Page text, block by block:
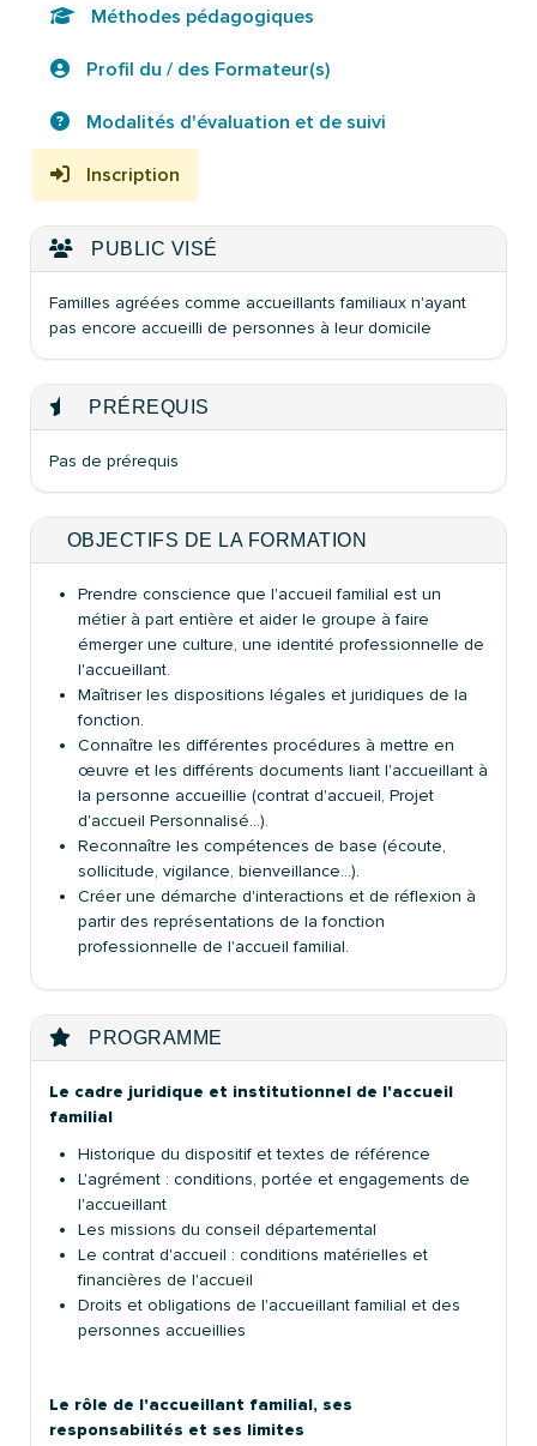
Méthodes pédagogiques
Profil du / des Formateur(s)
Modalités d'évaluation et de suivi
Inscription
PUBLIC VISÉ
Familles agréées comme accueillants familiaux n'ayant
pas encore accueilli de personnes à leur domicile
PRÉREQUIS
Pas de prérequis
OBJECTIFS DE LA FORMATION
Prendre conscience que l'accueil familial est un
métier à part entière et aider le groupe à faire
émerger une culture, une identité professionnelle de
l'accueillant.
Maîtriser les dispositions légales et juridiques de la
fonction.
Connaître les différentes procédures à mettre en
œuvre et les différents documents liant l'accueillant à
la personne accueillie (contrat d'accueil, Projet
d'accueil Personnalisé...).
Reconnaître les compétences de base (écoute,
sollicitude, vigilance, bienveillance…).
Créer une démarche d'interactions et de réflexion à
partir des représentations de la fonction
professionnelle de l'accueil familial.
PROGRAMME
Le cadre juridique et institutionnel de l'accueil
familial
Historique du dispositif et textes de référence
L'agrément : conditions, portée et engagements de
l'accueillant
Les missions du conseil départemental
Le contrat d'accueil : conditions matérielles et
financières de l'accueil
Droits et obligations de l'accueillant familial et des
personnes accueillies
Le rôle de l'accueillant familial, ses
responsabilités et ses limites